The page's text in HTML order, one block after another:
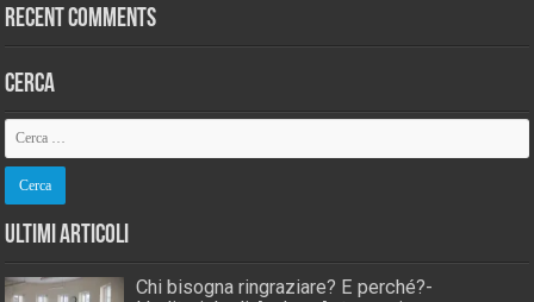
Recent Comments
Cerca
Ultimi Articoli
Chi bisogna ringraziare? E perché?-